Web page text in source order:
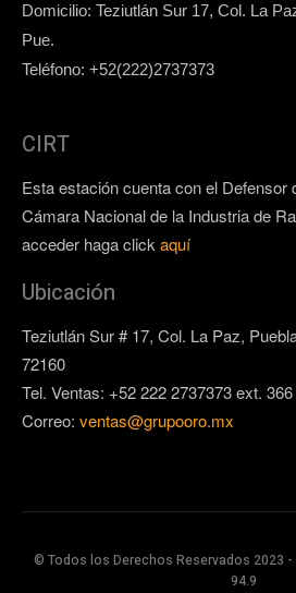
Domicilio: Teziutlán Sur 17, Col. La
Pue.
Teléfono: +52(222)2737373
CIRT
Esta estación cuenta con el Defensor
Cámara Nacional de la Industria de
acceder haga clickaquí
Ubicación
Teziutlán Sur # 17, Col. La Paz,
72160
Tel. Ventas: +52 222 2737373 ext. 366
Correo: ventas@grupooro.mx
© Todos los Derechos Reservados 2023 -
94.9